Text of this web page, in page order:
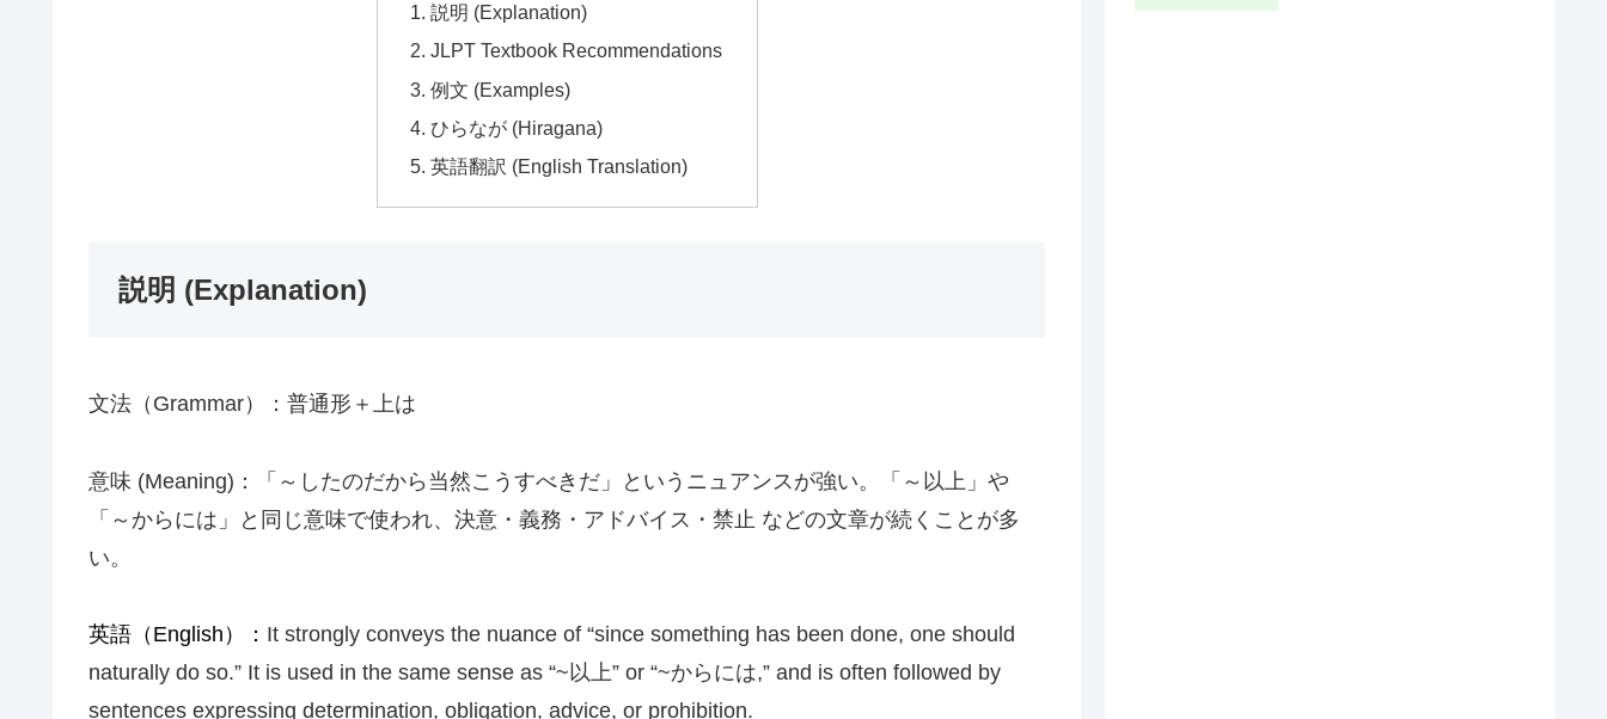
説明 (Explanation)
JLPT Textbook Recommendations
例文 (Examples)
ひらなが (Hiragana)
英語翻訳 (English Translation)
説明 (Explanation)
文法（Grammar）：普通形＋上は
意味 (Meaning)：「～したのだから当然こうすべきだ」というニュアンスが強い。「～以上」や
「～からには」と同じ意味で使われ、決意・義務・アドバイス・禁止 などの文章が続くことが多
い。
英語（English）： It strongly conveys the nuance of “since something has been done, one should
naturally do so.” It is used in the same sense as “~以上” or “~からには,” and is often followed by
sentences expressing determination, obligation, advice, or prohibition.